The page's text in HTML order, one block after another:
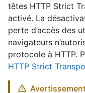
têtes HTTP Strict
activé. La
perte d’accès des
navigateurs
protocole à HTTP.
HTTP Strict